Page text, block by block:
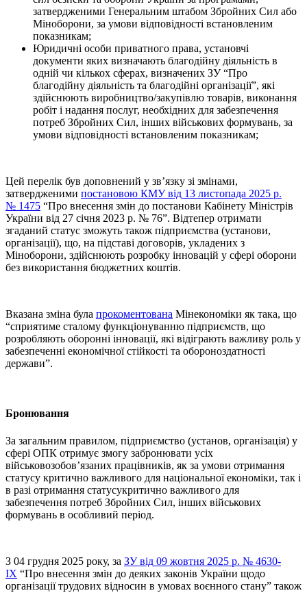
затвердженими Генеральним штабом Збройних Сил або
Міноборони, за умови відповідності встановленим
показникам;
Юридичні особи приватного права, установчі
документи яких визначають благодійну діяльність в
одній чи кількох сферах, визначених ЗУ “Про
благодійну діяльність та благодійні організації”, які
здійснюють виробництво/закупівлю товарів, виконання
робіт і надання послуг, необхідних для забезпечення
потреб Збройних Сил, інших військових формувань, за
умови відповідності встановленим показникам;
Цей перелік був доповнений у зв’язку зі змінами,
затвердженими постановою КМУ від 13 листопада 2025 р.
№ 1475 “Про внесення змін до постанови Кабінету Міністрів
України від 27 січня 2023 р. № 76”. Відтепер отримати
згаданий статус зможуть також підприємства (установи,
організації), що, на підставі договорів, укладених з
Міноборони, здійснюють розробку інновацій у сфері оборони
без використання бюджетних коштів.
Вказана зміна була прокоментована Мінекономіки як така, що
“сприятиме сталому функціонуванню підприємств, що
розробляють оборонні інновації, які відіграють важливу роль у
забезпеченні економічної стійкості та обороноздатності
держави”.
Бронювання
За загальним правилом, підприємство (установ, організація) у
сфері ОПК отримує змогу забронювати усіх
військовозобов’язаних працівників, як за умови отримання
статусу критично важливого для національної економіки, так і
в разі отримання статусукритично важливого для
забезпечення потреб Збройних Сил, інших військових
формувань в особливий період.
З 04 грудня 2025 року, за ЗУ від 09 жовтня 2025 р. № 4630-
IX “Про внесення змін до деяких законів України щодо
організації трудових відносин в умовах воєнного стану” також